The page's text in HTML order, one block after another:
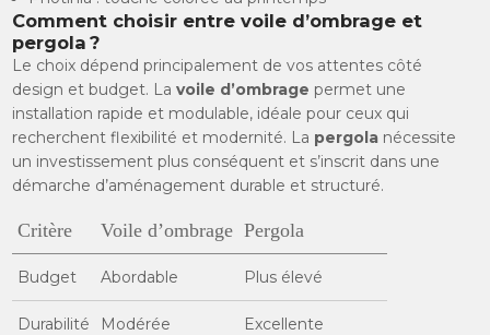
Comment choisir entre voile d’ombrage et
pergola ?
Le choix dépend principalement de vos attentes côté
design et budget. Lavoile d’ombrage permet une
installation rapide et modulable, idéale pour ceux qui
recherchent flexibilité et modernité. La pergola nécessite
un investissement plus conséquent et s’inscrit dans une
démarche d’aménagement durable et structuré.
Critère Voile d’ombrage Pergola
Budget Abordable Plus élevé
Durabilité Modérée Excellente